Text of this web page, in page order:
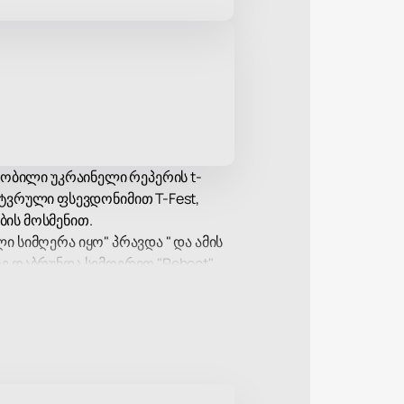
უკრაინელი რეპერის t-
ფსევდონიმით T-Fest,
მოსმენით.
სიმღერა იყო" პრავდა " და ამის
დაბრუნდა სიმღერით "Reboot"